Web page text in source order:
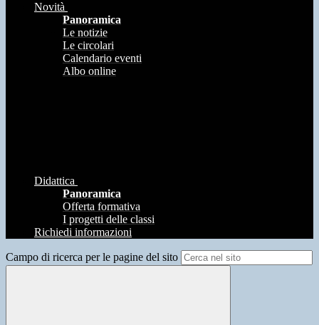
Novità
Panoramica
Le notizie
Le circolari
Calendario eventi
Albo online
Didattica
Panoramica
Offerta formativa
I progetti delle classi
Richiedi informazioni
Campo di ricerca per le pagine del sito